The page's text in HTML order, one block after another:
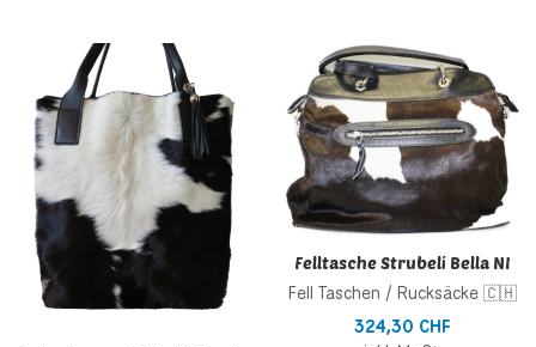
Zur Wunschliste hinzufügen
Zur Vergleichsliste hinzufügen
Schnellansicht
Felltasche Strubeli Bella NI
Fell Taschen / Rucksäcke 🇨🇭
324,30 CHF